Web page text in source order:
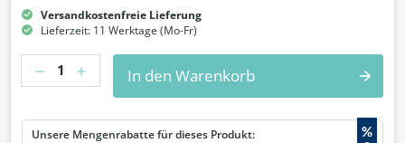
Versandkostenfreie Lieferung
Lieferzeit: 11 Werktage (Mo-Fr)
Anzahl
In den Warenkorb
%
Unsere Mengenrabatte für dieses Produkt: